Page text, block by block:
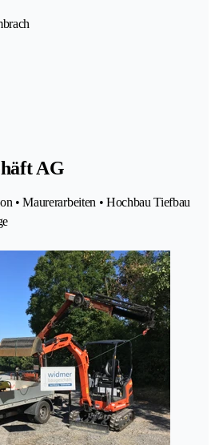
AG
• Maurerarbeiten • Hochbau Tiefbau